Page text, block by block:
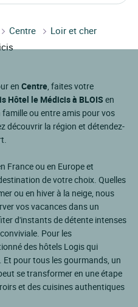
Centre
Loir et cher
en Centre, faites votre
Hôtel le Médicis à BLOIS en
famille ou entre amis pour vos
découvrir la région et détendez-
France ou en Europe et
de votre choix. Quelles
ou en hiver à la neige, nous
vos vacances dans un
d'instants de détente intenses
Pour les
des hôtels Logis qui
pour tous les gourmands, un
se transformer en une étape
et des cuisines authentiques